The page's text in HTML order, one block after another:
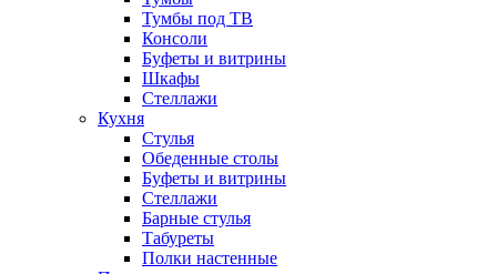
Тумбы под ТВ
Консоли
Буфеты и витрины
Шкафы
Стеллажи
Кухня
Стулья
Обеденные столы
Буфеты и витрины
Стеллажи
Барные стулья
Табуреты
Полки настенные